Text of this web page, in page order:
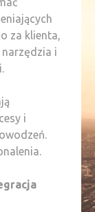
za klienta,
i
i